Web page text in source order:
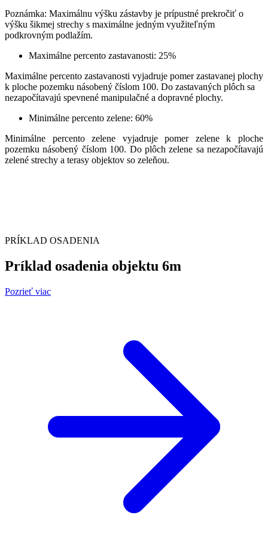
Poznámka: Maximálnu výšku zástavby je prípustné prekročiť o
výšku šikmej strechy s maximálne jedným využiteľným
podkrovným podlažím.
Maximálne percento zastavanosti: 25%
Maximálne percento zastavanosti vyjadruje pomer zastavanej plochy
k ploche pozemku násobený číslom 100. Do zastavaných plôch sa
nezapočítavajú spevnené manipulačné a dopravné plochy.
Minimálne percento zelene: 60%
Minimálne percento zelene vyjadruje pomer zelene k ploche
pozemku násobený číslom 100. Do plôch zelene sa nezapočítavajú
zelené strechy a terasy objektov so zeleňou.
PRÍKLAD OSADENIA
Príklad osadenia objektu 6m
Pozrieť viac